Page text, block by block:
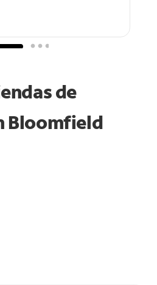
de
Bloomfield